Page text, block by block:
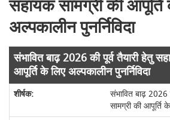
सहायक सामग्री की
अल्पकालीन पुनर्निविदा
संभावित बाढ़ 2026 की पूर्व तैयारी हेतु
आपूर्ति के लिए अल्पकालीन पुनर्निविदा
संभावित बाढ़ 2026
सामग्री की आपूर्ति